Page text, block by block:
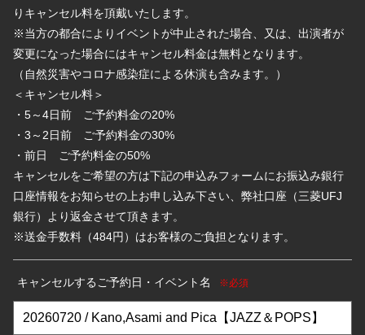
りキャンセル料を頂戴いたします。
※当方の都合によりイベントが中止された場合、又は、出演者が
変更になった場合にはキャンセル料金は無料となります。
（自然災害やコロナ感染症による休演も含みます。）
＜キャンセル料＞
・5～4日前 ご予約料金の20%
・3～2日前 ご予約料金の30%
・前日 ご予約料金の50%
キャンセルをご希望の方は下記の申込みフォームにお振込み銀行
口座情報をお知らせの上お申し込み下さい、弊社口座（三菱UFJ
銀行）より返金させて頂きます。
※送金手数料（484円）はお客様のご負担となります。
キャンセルするご予約日・イベント名 ※必須